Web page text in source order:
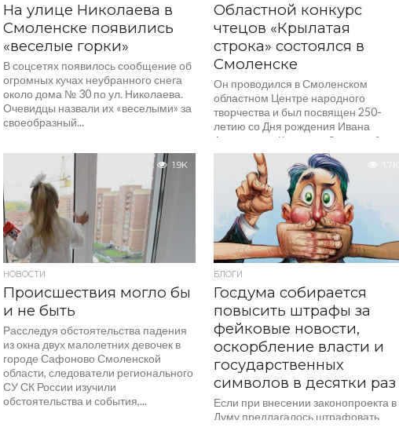
На улице Николаева в
Смоленске появились
«веселые горки»
В соцсетях появилось сообщение об
огромных кучах неубранного снега
около дома № 30 по ул. Николаева.
Очевидцы назвали их «веселыми» за
своеобразный...
Областной конкурс
чтецов «Крылатая
строка» состоялся в
Смоленске
Он проводился в Смоленском
областном Центре народного
творчества и был посвящен 250-
летию со Дня рождения Ивана
Андреевича Крылова. Свою любовь
произведениям...
1.9K
НОВОСТИ
Происшествия могло бы
и не быть
Расследуя обстоятельства падения
из окна двух малолетних девочек в
городе Сафоново Смоленской
области, следователи регионального
СУ СК России изучили
обстоятельства и события,...
1.7K
БЛОГИ
Госдума собирается
повысить штрафы за
фейковые новости,
оскорбление власти и
государственных
символов в десятки раз
Если при внесении законопроекта в
Думу предлагалось штрафовать